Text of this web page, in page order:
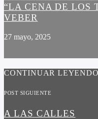
“LA CENA DE LOS
VEBER
27 mayo, 2025
CONTINUAR LEYENDO
POST SIGUIENTE
A LAS CALLES